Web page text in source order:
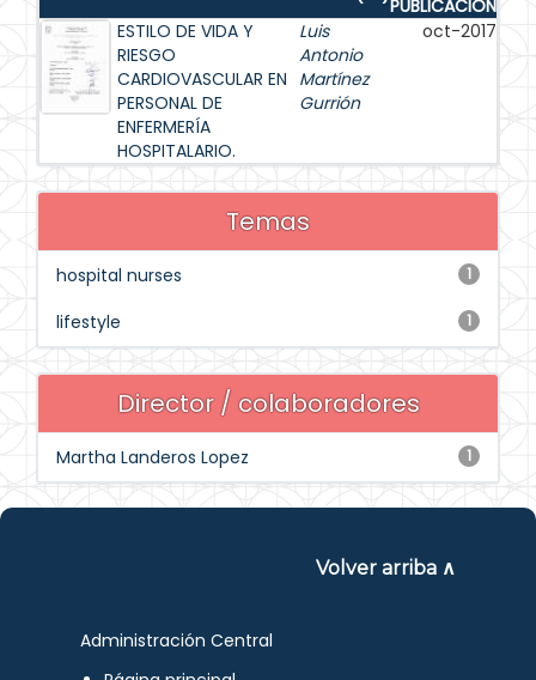
PUBLICACIÓN
ESTILO DE VIDA Y
RIESGO
CARDIOVASCULAR EN
PERSONAL DE
ENFERMERÍA
HOSPITALARIO.
Luis
Antonio
Martínez
Gurrión
oct-2017
Temas
1
hospital nurses
1
lifestyle
Director / colaboradores
1
Martha Landeros Lopez
Volver arriba ∧
Administración Central